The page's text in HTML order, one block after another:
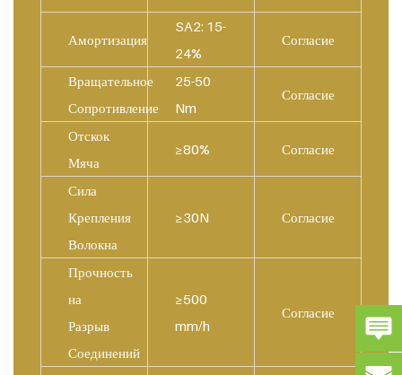
Амортизация
SA2: 15-
24%
Согласие
Вращательное
Сопротивление
25-50
Nm
Согласие
Отскок
Мяча
≥80% Согласие
Сила
Крепления
Волокна
≥30N Согласие
Прочность
на
Разрыв
Соединений
≥500
mm/h
Согласие